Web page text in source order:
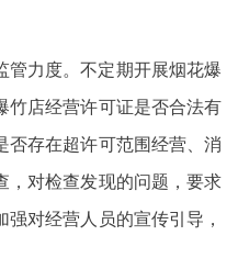
管力度。不定期开展烟花爆
竹店经营许可证是否合法有
否存在超许可范围经营、消
，对检查发现的问题，要求
对经营人员的宣传引导，